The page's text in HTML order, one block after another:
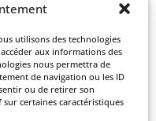
utilisons des technologies
aux informations des
nous permettra de
de navigation ou les ID
ou de retirer son
certaines caractéristiques